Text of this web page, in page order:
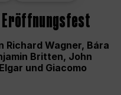
Eröffnungsfest
Richard Wagner, Bára
Britten, John
und Giacomo